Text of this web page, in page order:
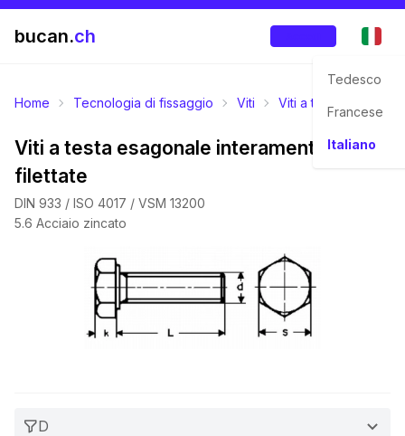
bucan.ch
Tedesco
Francese
Italiano
Home Tecnologia di fissaggio Viti Viti a testa
Viti a testa esagonale interamente
filettate
DIN 933 / ISO 4017 / VSM 13200
5.6 Acciaio zincato
D